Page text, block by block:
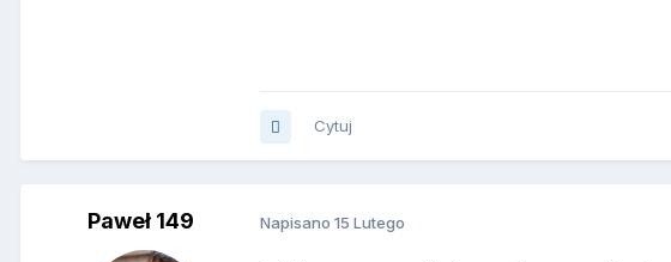
Cytuj
Paweł 149 Napisano 15 Lutego